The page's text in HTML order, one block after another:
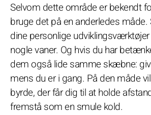
Selvom dette område er bekendt
bruge det på en anderledes måde.
dine personlige
nogle vaner. Og hvis du har
dem også lide samme skæbne:
mens du er i gang. På den måde
byrde, der får dig til at holde
fremstå som en smule kold.